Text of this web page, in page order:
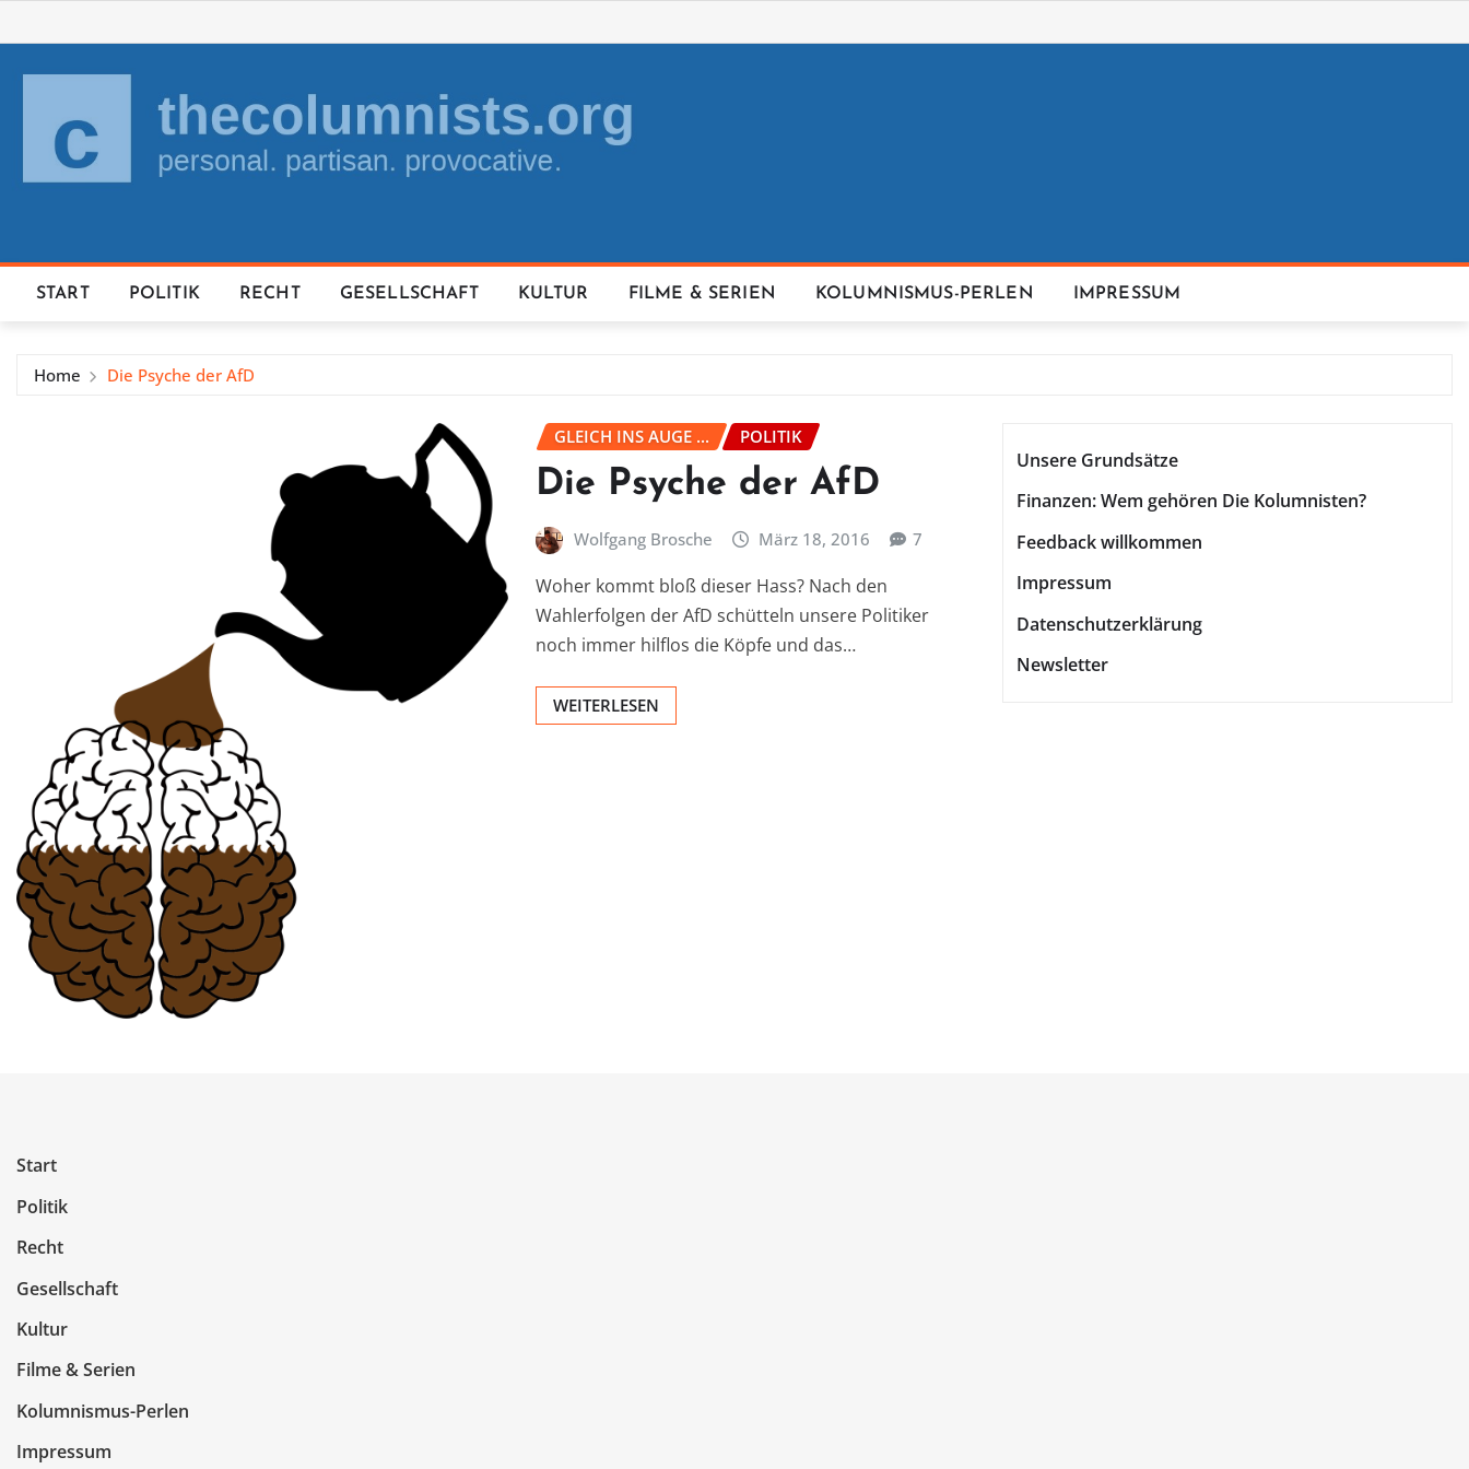
to
content
START POLITIK RECHT GESELLSCHAFT KULTUR FILME & SERIEN KOLUMNISMUS-PERLEN IMPRESSUM
Home Die Psyche der AfD
GLEICH INS AUGE ... POLITIK
Die Psyche der AfD
Wolfgang Brosche März 18, 2016 7
Woher kommt bloß dieser Hass? Nach den
Wahlerfolgen der AfD schütteln unsere Politiker
noch immer hilflos die Köpfe und das…
WEITERLESEN
Unsere Grundsätze
Finanzen: Wem gehören Die Kolumnisten?
Feedback willkommen
Impressum
Datenschutzerklärung
Newsletter
Start
Politik
Recht
Gesellschaft
Kultur
Filme & Serien
Kolumnismus-Perlen
Impressum